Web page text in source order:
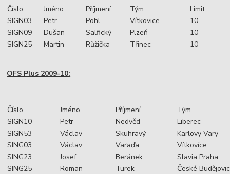
Číslo Jméno Příjmení Tým
Limit
SIGN03
Petr Pohl Vítkovice
10
SIGN09
Dušan Salfický Plzeň
10
SIGN25
Martin Růžička Třinec 10
OFS Plus 2009-10:
Číslo Jméno Příjmení
Tým
SIGN10
Petr Nedvěd
Liberec
SIGN53
Václav Skuhravý
Karlovy Vary
SING03
Václav Varaďa
Vítkovíce
SING23
Josef Beránek
Slavia Praha
SING25
Roman Turek
České